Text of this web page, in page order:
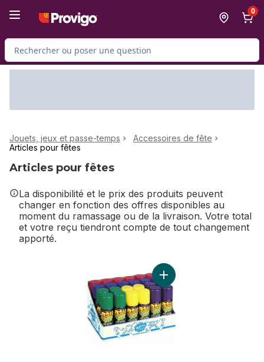
0
Rechercher des produits
Jouets, jeux et passe-temps
Accessoires de fête
Articles pour fêtes
Articles pour fêtes
La disponibilité et le prix des produits peuvent
changer en fonction des offres disponibles au
moment du ramassage ou de la livraison. Votre total
et votre reçu tiendront compte de tout changement
apporté.
Ajouter Assortiment de